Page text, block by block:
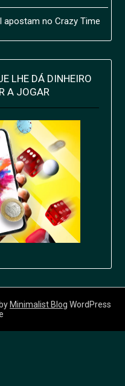
apostam no Crazy Time
LHE DÁ DINHEIRO
A JOGAR
Minimalist Blog WordPress